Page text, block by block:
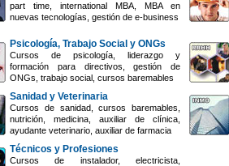
part time, international MBA, MBA en
nuevas tecnologías, gestión de e-business
Psicología, Trabajo Social y ONGs
Cursos de psicología, liderazgo y
formación para directivos, gestión de
ONGs, trabajo social, cursos baremables
Sanidad y Veterinaria
Cursos de sanidad, cursos baremables,
nutrición, medicina, auxiliar de clínica,
ayudante veterinario, auxiliar de farmacia
Técnicos y Profesiones
Cursos de instalador, electricista,